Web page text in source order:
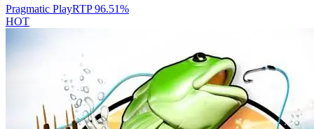
Pragmatic PlayRTP96.51%
HOT